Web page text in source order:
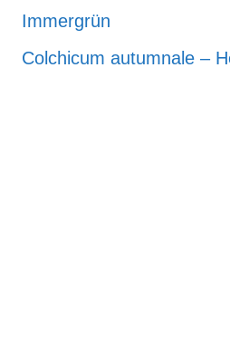
Immergrün
Colchicum autumnale –